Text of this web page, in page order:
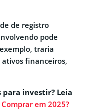
de registro
pode
traria
financeiros,
investir? Leia
em 2025?